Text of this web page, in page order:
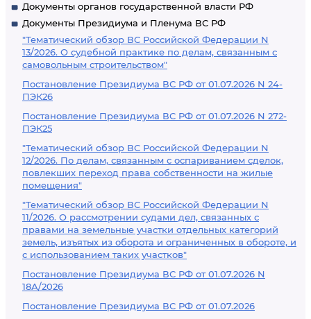
Документы органов государственной власти РФ
Документы Президиума и Пленума ВС РФ
"Тематический обзор ВС Российской Федерации N
13/2026. О судебной практике по делам, связанным с
самовольным строительством"
Постановление Президиума ВС РФ от 01.07.2026 N 24-
ПЭК26
Постановление Президиума ВС РФ от 01.07.2026 N 272-
ПЭК25
"Тематический обзор ВС Российской Федерации N
12/2026. По делам, связанным с оспариванием сделок,
повлекших переход права собственности на жилые
помещения"
"Тематический обзор ВС Российской Федерации N
11/2026. О рассмотрении судами дел, связанных с
правами на земельные участки отдельных категорий
земель, изъятых из оборота и ограниченных в обороте, и
с использованием таких участков"
Постановление Президиума ВС РФ от 01.07.2026 N
18А/2026
Постановление Президиума ВС РФ от 01.07.2026